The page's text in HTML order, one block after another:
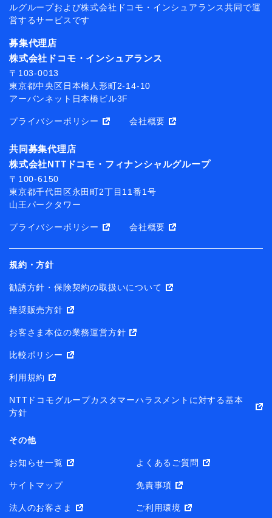
ルグループおよび株式会社ドコモ・インシュアランス共同で運
営するサービスです
募集代理店
株式会社ドコモ・インシュアランス
〒103-0013
東京都中央区日本橋人形町2-14-10
アーバンネット日本橋ビル3F
プライバシーポリシー 会社概要
共同募集代理店
株式会社NTTドコモ・フィナンシャルグループ
〒100-6150
東京都千代田区永田町2丁目11番1号
山王パークタワー
プライバシーポリシー 会社概要
規約・方針
勧誘方針・保険契約の取扱いについて
推奨販売方針
お客さま本位の業務運営方針
比較ポリシー
利用規約
NTTドコモグループカスタマーハラスメントに対する基本
方針
その他
お知らせ一覧 よくあるご質問
サイトマップ 免責事項
法人のお客さま ご利用環境